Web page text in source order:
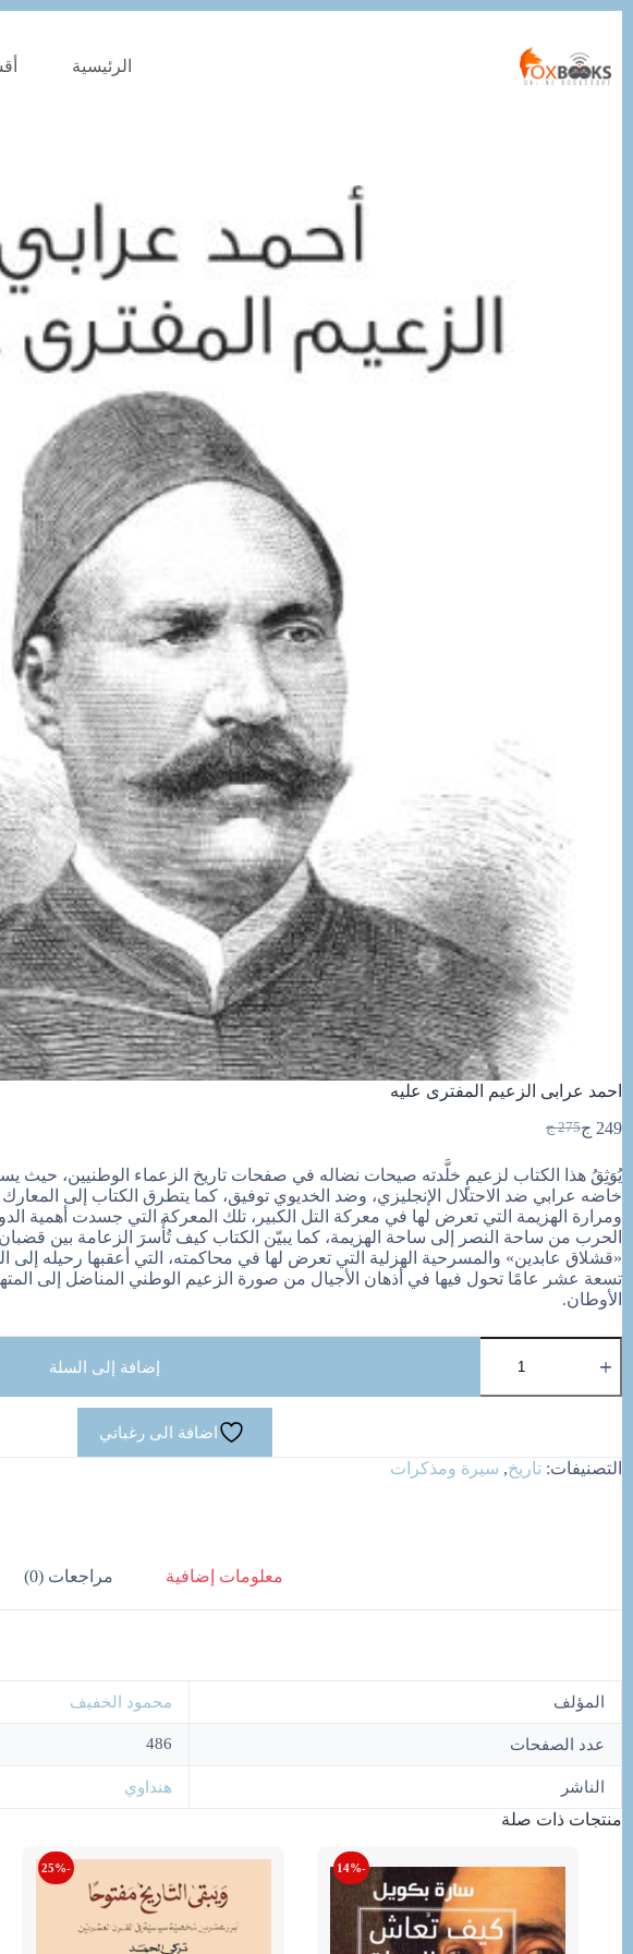
المحتوى
الرئيسية
احمد عرابى الزعيم المفترى عليه
275 ج
السعر
هو:
275 ج.
249 جالسعر
هو:
249 ج.
يُوَثِقُ هذا الكتاب لزعيمٍ خلَّدته صيحات نضاله في صفحات تاريخ الزعماء الوطنيين، حيث
خاضه عرابي ضد الاحتلال الإنجليزي، وضد الخديوي توفيق، كما يتطرق الكتاب إلى
ومرارة الهزيمة التي تعرض لها في معركة التل الكبير، تلك المعركة التي جسدت أهمية
الحرب من ساحة النصر إلى ساحة الهزيمة، كما يبيّن الكتاب كيف تُأْسرَ الزعامة بين قضبان
«قشلاق عابدين» والمسرحية الهزلية التي تعرض لها في محاكمته، التي أعقبها رحيله
تسعة عشر عامًا تحول فيها في أذهان الأجيال من صورة الزعيم الوطني المناضل إلى
الأوطان.
احمد
إضافة إلى السلة
اضافة الى رغباتي
التصنيفات: تاريخ, سيرة ومذكرات
معلومات إضافية مراجعات (0)
المؤلف محمود الخفيف
عدد الصفحات 486
الناشر هنداوي
منتجات ذات صلة
-14%
-25%